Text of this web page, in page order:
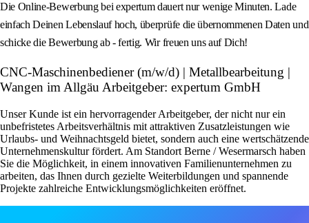
Die Online-Bewerbung bei expertum dauert nur wenige Minuten. Lade
einfach Deinen Lebenslauf hoch, überprüfe die übernommenen Daten und
schicke die Bewerbung ab - fertig. Wir freuen uns auf Dich!
CNC-Maschinenbediener (m/w/d) | Metallbearbeitung |
Wangen im Allgäu Arbeitgeber: expertum GmbH
Unser Kunde ist ein hervorragender Arbeitgeber, der nicht nur ein
unbefristetes Arbeitsverhältnis mit attraktiven Zusatzleistungen wie
Urlaubs- und Weihnachtsgeld bietet, sondern auch eine wertschätzende
Unternehmenskultur fördert. Am Standort Berne / Wesermarsch haben
Sie die Möglichkeit, in einem innovativen Familienunternehmen zu
arbeiten, das Ihnen durch gezielte Weiterbildungen und spannende
Projekte zahlreiche Entwicklungsmöglichkeiten eröffnet.